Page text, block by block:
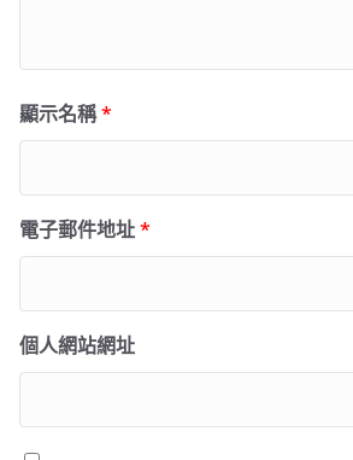
顯示名稱*
電子郵件地址*
個人網站網址